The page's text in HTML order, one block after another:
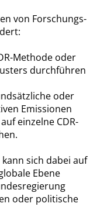
von Forschungs-
Methode oder
durchführen
oder
Emissionen
einzelne CDR-
sich dabei auf
Ebene
oder politische